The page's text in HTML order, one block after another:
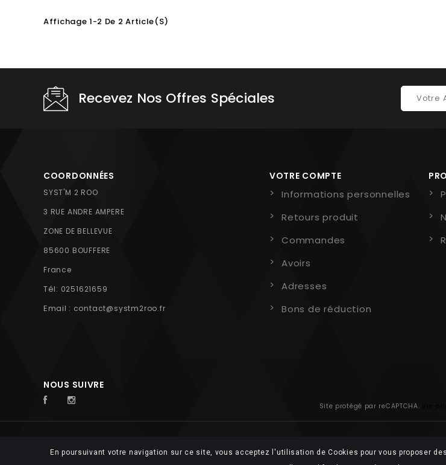
Affichage 1-2 De 2 Article(s)
Recevez Nos Offres Spéciales
COORDONNÉES
SYST'M 2 ROO
3 RUE ANDRE AMPERE
ZONE DE BELLEVUE
85600 BOUFFERE
France
Tél: 0251621659
Email : contact@systm2roo.fr
VOTRE COMPTE
Informations personnelles
Retours produit
Commandes
Avoirs
Adresses
Bons de réduction
NOUS SUIVRE
Site protégé par reCAPTCHA.
© 2026 FUTUROSOFT
En poursuivant votre navigation sur ce site, vous acceptez l'utilisation de Cookies pour vous proposer